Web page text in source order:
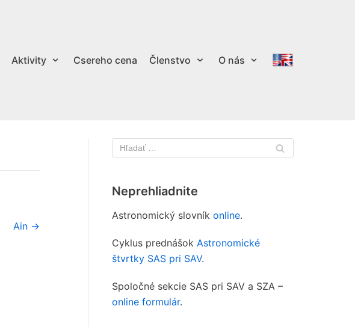
Aktivity Csereho cena Členstvo O nás
Ain →
Neprehliadnite
Astronomický slovník online.
Cyklus prednášok Astronomické
štvrtky SAS pri SAV.
Spoločné sekcie SAS pri SAV a SZA –
online formulár.